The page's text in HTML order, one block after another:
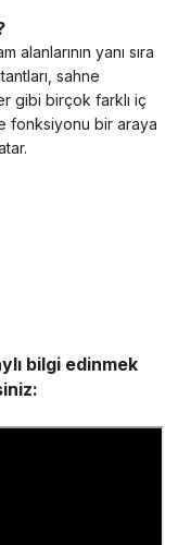
yanı sıra
sahne
gibi birçok farklı iç
fonksiyonu bir araya
bilgi edinmek